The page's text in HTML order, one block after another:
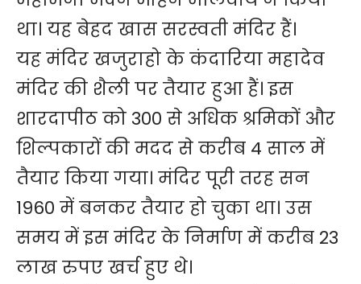
था। यह बेहद खास सरस्वती मंदिर हैं।
यह मंदिर खजुराहो के कंदारिया महादेव
मंदिर की शैली पर तैयार हुआ हैं। इस
शारदापीठ को 300 से अधिक श्रमिकों और
शिल्पकारों की मदद से करीब 4 साल में
तैयार किया गया। मंदिर पूरी तरह सन
1960 में बनकर तैयार हो चुका था। उस
समय में इस मंदिर के निर्माण में करीब 23
लाख रुपए खर्च हुए थे।